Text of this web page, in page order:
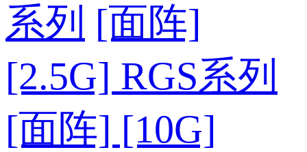
系列 [面阵]
[2.5G] RGS系列
[面阵] [10G]